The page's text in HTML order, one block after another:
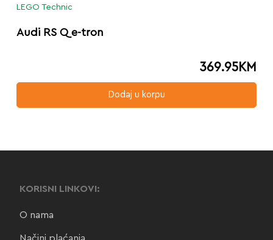
LEGO Technic
Audi RS Q e-tron
369.95KM
Dodaj u korpu
KORISNI LINKOVI:
O nama